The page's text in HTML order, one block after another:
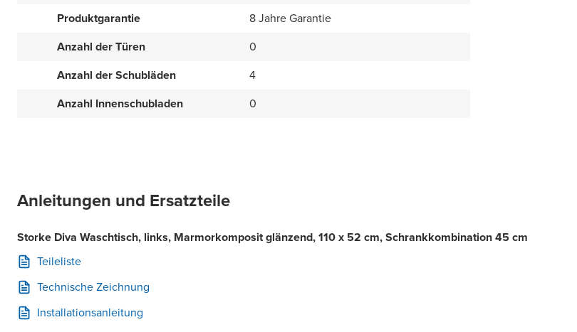
Produktgarantie
8 Jahre Garantie
Anzahl der Türen
0
Anzahl der Schubläden
4
Anzahl Innenschubladen
0
Anleitungen und Ersatzteile
Storke Diva Waschtisch, links, Marmorkomposit glänzend, 110 x 52 cm, Schrankkombination 45 cm
Teileliste
Technische Zeichnung
Installationsanleitung